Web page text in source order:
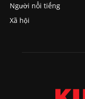
Người nổi tiếng
Xã hội